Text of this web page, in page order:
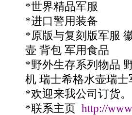
*世界精品军服
*进口警用装备
*原版与复刻版军服
壶 背包 军用食品
*野外生存系列物品
机 瑞士希格水壶瑞士
*欢迎来我公司订货。
*联系主页 http://